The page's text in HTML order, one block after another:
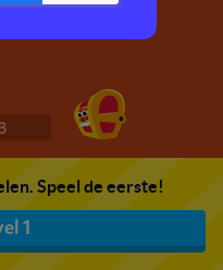
3
Speel de eerste!
1